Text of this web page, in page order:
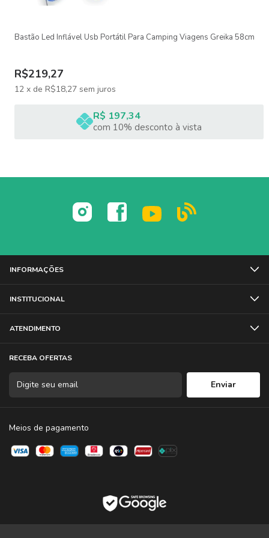
DIMENSÕES DO BASTÃO:
01 Bastão de Led RGB TL60 Godox
01 Fonte de alimentação
01 Cabo DMX RJ45
02 Cabos de aço para amarração
01 Bag acolchoada para transporte
Garantia: 06 meses
Bastão Led Inflável Usb Portátil Para Camping Viagens Greika 58cm
R$219,27
12 x de R$18,27 sem juros
R$ 197,34
com 10% desconto à vista
INFORMAÇÕES
INSTITUCIONAL
ATENDIMENTO
RECEBA OFERTAS
Meios de pagamento